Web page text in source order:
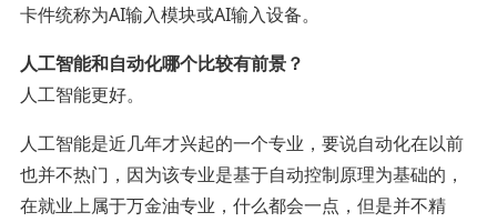
卡件统称为AI输入模块或AI输入设备。
人工智能和自动化哪个比较有前景？
人工智能更好。
人工智能是近几年才兴起的一个专业，要说自动化在以前
也并不热门，因为该专业是基于自动控制原理为基础的，
在就业上属于万金油专业，什么都会一点，但是并不精